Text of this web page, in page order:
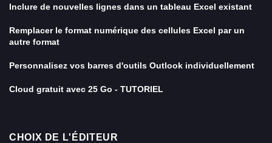
Inclure de nouvelles lignes dans un tableau Excel existant
Remplacer le format numérique des cellules Excel par un
autre format
Personnalisez vos barres d'outils Outlook individuellement
Cloud gratuit avec 25 Go - TUTORIEL
CHOIX DE L'ÉDITEUR